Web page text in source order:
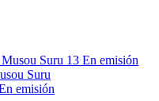
13 En emisión
Suru
emisión